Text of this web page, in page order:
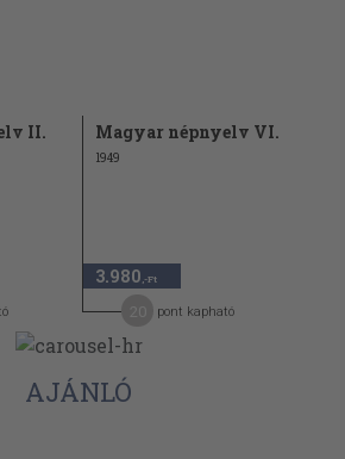
II. Magyar népnyelv VI.
1949
3.980 ,-Ft
pont kapható
AJÁNLÓ